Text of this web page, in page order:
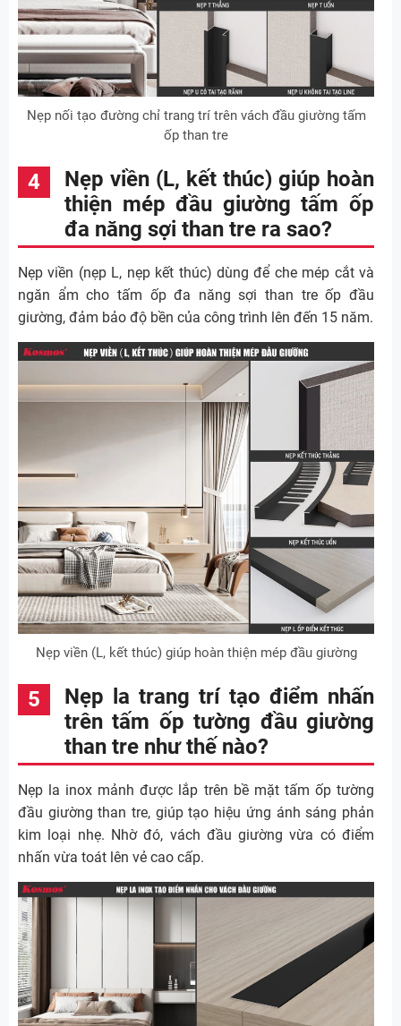
Nẹp nối tạo đường chỉ trang trí trên vách đầu giường tấm
ốp than tre
Nẹp viền (L, kết thúc) giúp hoàn
thiện mép đầu giường tấm ốp
đa năng sợi than tre ra sao?
Nẹp viền (nẹp L, nẹp kết thúc) dùng để che mép cắt và
ngăn ẩm cho tấm ốp đa năng sợi than tre ốp đầu
giường, đảm bảo độ bền của công trình lên đến 15 năm.
Nẹp viền (L, kết thúc) giúp hoàn thiện mép đầu giường
Nẹp la trang trí tạo điểm nhấn
trên tấm ốp tường đầu giường
than tre như thế nào?
Nẹp la inox mảnh được lắp trên bề mặt tấm ốp tường
đầu giường than tre, giúp tạo hiệu ứng ánh sáng phản
kim loại nhẹ. Nhờ đó, vách đầu giường vừa có điểm
nhấn vừa toát lên vẻ cao cấp.